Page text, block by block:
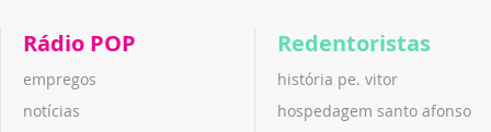
Rádio POP
empregos
notícias
Redentoristas
história pe. vitor
hospedagem santo afonso